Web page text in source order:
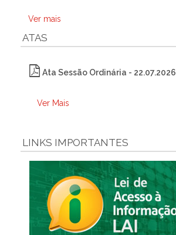
Ver mais
ATAS
Ata Sessão Ordinária - 22.07.2026
Ver Mais
LINKS IMPORTANTES